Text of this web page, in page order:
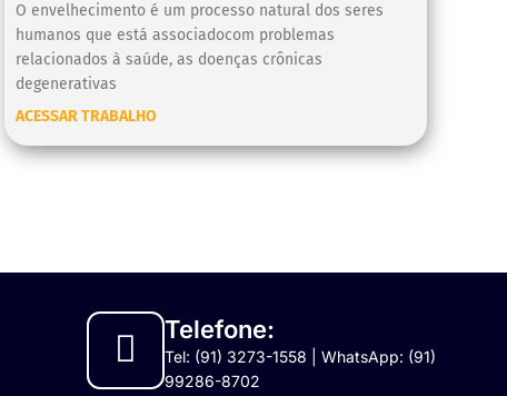
O envelhecimento é um processo natural dos seres
humanos que está associadocom problemas
relacionados à saúde, as doenças crônicas
degenerativas
ACESSAR TRABALHO
Telefone:
Tel: (91) 3273-1558 | WhatsApp: (91)
99286-8702